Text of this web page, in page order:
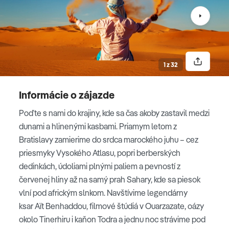
palác Bahia
, honosné sídlo veľkovezíra,
ktorého názov v arabčine znamená „nádhera“ či „žiarivá
krása“ – a ku ktorému neodmysliteľne patril aj rozľahlý
harém s vlastným nádvorím a bazénom. Zavítame do
záhrady
Jardin Secret
siahajúcej do čias Sádskej
dynastie a prejdeme k najstaršej časti mesta, kde stojí
Koubba Almoravid. Táto nenápadná stavbička z roku 1117,
zachovanou pamiatkou marockých Almoravidov –
zakladateľov Marakéšu – v celej krajine. Fakultatívne si
budeme môcť pozrieť ruiny paláca El Badi alebo
medresu Ben Youssef.
Palác Bahia
1 z 32
Informácie o zájazde
Poďte s nami do krajiny, kde sa čas akoby zastavil medzi
dunami a hlinenými kasbami. Priamym letom z
Bratislavy zamierime do srdca marockého juhu – cez
priesmyky Vysokého Atlasu, popri berberských
dedinkách, údoliami plnými paliem a pevností z
červenej hliny až na samý prah Sahary, kde sa piesok
vlní pod africkým slnkom. Navštívime legendárny
ksar Aït Benhaddou, filmové štúdiá v Ouarzazate, oázy
okolo Tinerhiru i kaňon Todra a jednu noc strávime pod